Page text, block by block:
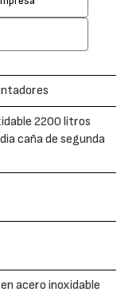
2200 litros
caña de segunda
acero inoxidable